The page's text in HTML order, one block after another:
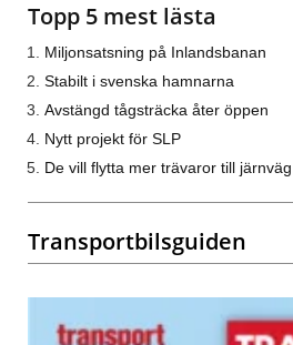
Topp 5 mest lästa
Miljonsatsning på Inlandsbanan
Stabilt i svenska hamnarna
Avstängd tågsträcka åter öppen
Nytt projekt för SLP
De vill flytta mer trävaror till järnväg
Transportbilsguiden